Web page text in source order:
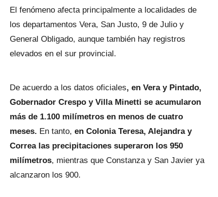
El fenómeno afecta principalmente a localidades de
los departamentos Vera, San Justo, 9 de Julio y
General Obligado, aunque también hay registros
elevados en el sur provincial.
De acuerdo a los datos oficiales, en Vera y Pintado,
Gobernador Crespo y Villa Minetti se acumularon
más de 1.100 milímetros en menos de cuatro
meses. En tanto, en Colonia Teresa, Alejandra y
Correa las precipitaciones superaron los 950
milímetros, mientras que Constanza y San Javier ya
alcanzaron los 900.